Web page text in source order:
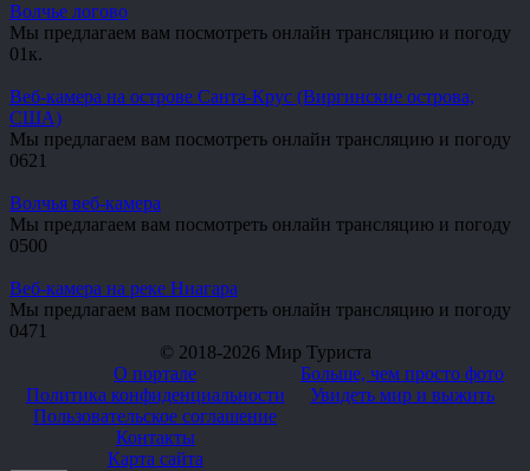
Волчье логово
Мы предлагаем вам посмотреть онлайн трансляцию и погоду
01к.
Веб-камера на острове Санта-Крус (Виргинские острова,
США)
Мы предлагаем вам посмотреть онлайн трансляцию и погоду
0621
Волчья веб-камера
Мы предлагаем вам посмотреть онлайн трансляцию и погоду
0500
Веб-камера на реке Ниагара
Мы предлагаем вам посмотреть онлайн трансляцию и погоду
0471
© 2018-2026 Мир Туриста
О портале
Политика конфиденциальности
Пользовательское соглашение
Контакты
Карта сайта
Больше, чем просто фото
Увидеть мир и выжить